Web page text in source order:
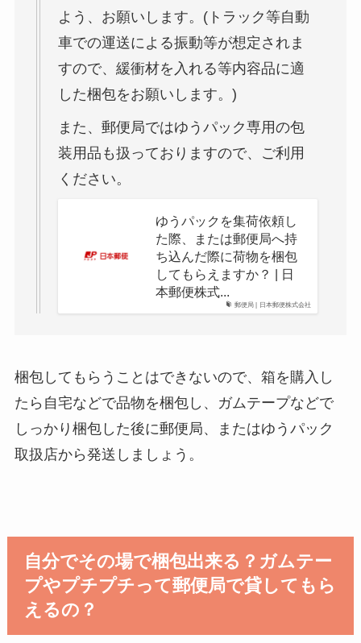
よう、お願いします。(トラック等自動
車での運送による振動等が想定されま
すので、緩衝材を入れる等内容品に適
した梱包をお願いします。)
また、郵便局ではゆうパック専用の包
装用品も扱っておりますので、ご利用
ください。
郵便局 | 日本郵便株式会社
ゆうパックを集荷依頼し
た際、または郵便局へ持
ち込んだ際に荷物を梱包
してもらえますか？ | 日
本郵便株式...
梱包してもらうことはできないので、箱を購入し
たら自宅などで品物を梱包し、ガムテープなどで
しっかり梱包した後に郵便局、またはゆうパック
取扱店から発送しましょう。
自分でその場で梱包出来る？ガムテー
プやプチプチって郵便局で貸してもら
えるの？